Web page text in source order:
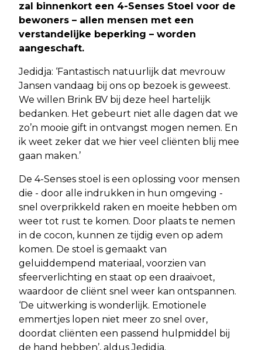
zal binnenkort een 4-Senses Stoel voor de
bewoners – allen mensen met een
verstandelijke beperking – worden
aangeschaft.
Jedidja: ‘Fantastisch natuurlijk dat mevrouw
Jansen vandaag bij ons op bezoek is geweest.
We willen Brink BV bij deze heel hartelijk
bedanken. Het gebeurt niet alle dagen dat we
zo’n mooie gift in ontvangst mogen nemen. En
ik weet zeker dat we hier veel cliënten blij mee
gaan maken.’
De 4-Senses stoel is een oplossing voor mensen
die - door alle indrukken in hun omgeving -
snel overprikkeld raken en moeite hebben om
weer tot rust te komen. Door plaats te nemen
in de cocon, kunnen ze tijdig even op adem
komen. De stoel is gemaakt van
geluiddempend materiaal, voorzien van
sfeerverlichting en staat op een draaivoet,
waardoor de cliënt snel weer kan ontspannen.
‘De uitwerking is wonderlijk. Emotionele
emmertjes lopen niet meer zo snel over,
doordat cliënten een passend hulpmiddel bij
de hand hebben’, aldus Jedidja.